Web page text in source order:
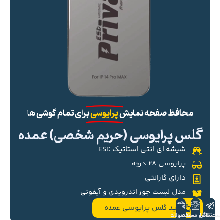
محافظ صفحه نمایشپرایوسیبرای تمام گوشی ها
گلس پرایوسی (حریم شخصی) عمده
شیشه ای انتی استاتیک ESD
پرایوسی ۲۸ درجه
دارای گارانتی
مدل لیست جور اندرویدی و آیفونی
خرید گلس پرایوسی عمده
تلگرام
تماس مستقیم
محصولات